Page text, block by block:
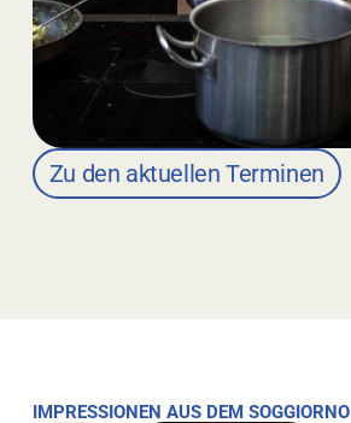
Zu den aktuellen Terminen
IMPRESSIONEN AUS DEM SOGGIORNO